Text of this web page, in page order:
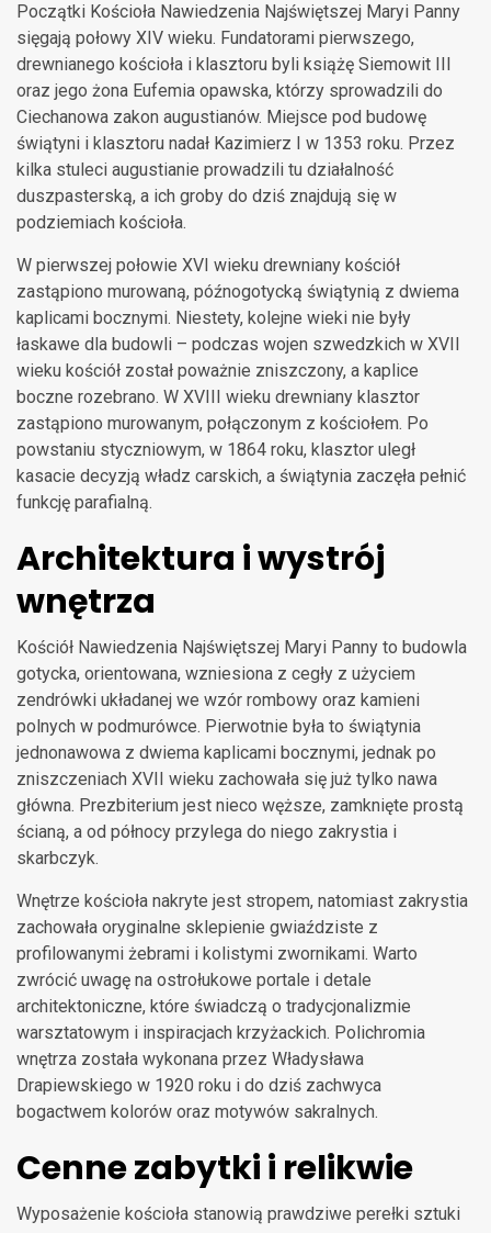
Początki Kościoła Nawiedzenia Najświętszej Maryi Panny
sięgają połowy XIV wieku. Fundatorami pierwszego,
drewnianego kościoła i klasztoru byli książę Siemowit III
oraz jego żona Eufemia opawska, którzy sprowadzili do
Ciechanowa zakon augustianów. Miejsce pod budowę
świątyni i klasztoru nadał Kazimierz I w 1353 roku. Przez
kilka stuleci augustianie prowadzili tu działalność
duszpasterską, a ich groby do dziś znajdują się w
podziemiach kościoła.
W pierwszej połowie XVI wieku drewniany kościół
zastąpiono murowaną, późnogotycką świątynią z dwiema
kaplicami bocznymi. Niestety, kolejne wieki nie były
łaskawe dla budowli – podczas wojen szwedzkich w XVII
wieku kościół został poważnie zniszczony, a kaplice
boczne rozebrano. W XVIII wieku drewniany klasztor
zastąpiono murowanym, połączonym z kościołem. Po
powstaniu styczniowym, w 1864 roku, klasztor uległ
kasacie decyzją władz carskich, a świątynia zaczęła pełnić
funkcję parafialną.
Architektura i wystrój
wnętrza
Kościół Nawiedzenia Najświętszej Maryi Panny to budowla
gotycka, orientowana, wzniesiona z cegły z użyciem
zendrówki układanej we wzór rombowy oraz kamieni
polnych w podmurówce. Pierwotnie była to świątynia
jednonawowa z dwiema kaplicami bocznymi, jednak po
zniszczeniach XVII wieku zachowała się już tylko nawa
główna. Prezbiterium jest nieco węższe, zamknięte prostą
ścianą, a od północy przylega do niego zakrystia i
skarbczyk.
Wnętrze kościoła nakryte jest stropem, natomiast zakrystia
zachowała oryginalne sklepienie gwiaździste z
profilowanymi żebrami i kolistymi zwornikami. Warto
zwrócić uwagę na ostrołukowe portale i detale
architektoniczne, które świadczą o tradycjonalizmie
warsztatowym i inspiracjach krzyżackich. Polichromia
wnętrza została wykonana przez Władysława
Drapiewskiego w 1920 roku i do dziś zachwyca
bogactwem kolorów oraz motywów sakralnych.
Cenne zabytki i relikwie
Wyposażenie kościoła stanowią prawdziwe perełki sztuki